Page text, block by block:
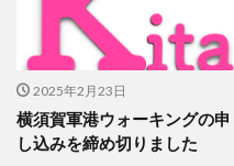
2025年2月23日
横須賀軍港ウォーキングの申
し込みを締め切りました